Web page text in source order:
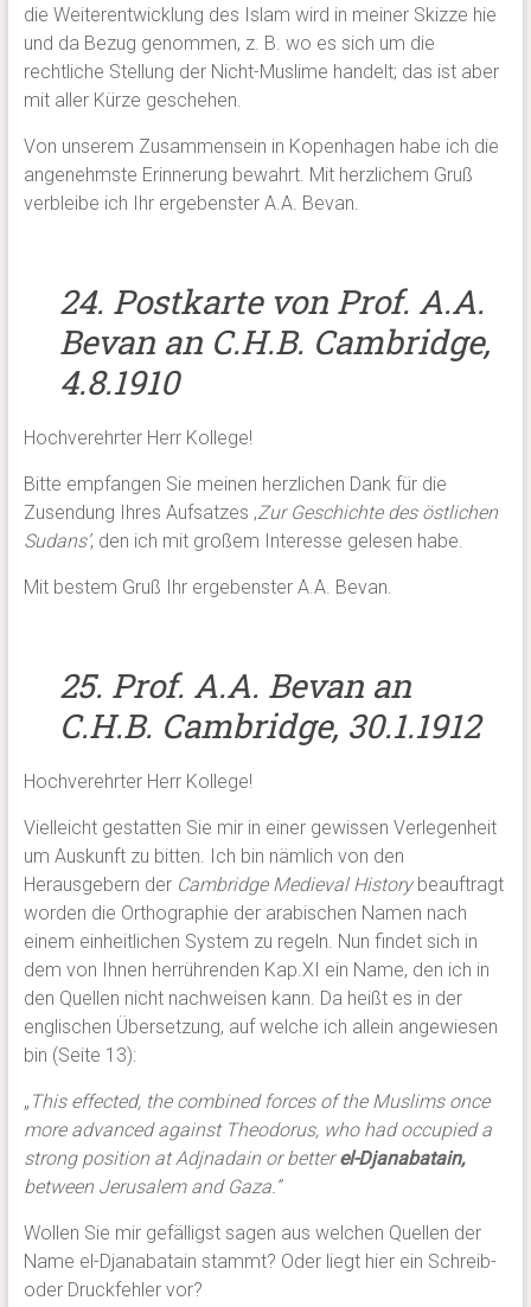
die Weiterentwicklung des Islam wird in meiner Skizze hie
und da Bezug genommen, z. B. wo es sich um die
rechtliche Stellung der Nicht-Muslime handelt; das ist aber
mit aller Kürze geschehen.
Von unserem Zusammensein in Kopenhagen habe ich die
angenehmste Erinnerung bewahrt. Mit herzlichem Gruß
verbleibe ich Ihr ergebenster A.A. Bevan.
24. Postkarte von Prof. A.A.
Bevan an C.H.B. Cambridge,
4.8.1910
Hochverehrter Herr Kollege!
Bitte empfangen Sie meinen herzlichen Dank für die
Zusendung Ihres Aufsatzes ‚Zur Geschichte des östlichen
Sudans’, den ich mit großem Interesse gelesen habe.
Mit bestem Gruß Ihr ergebenster A.A. Bevan.
25. Prof. A.A. Bevan an
C.H.B. Cambridge, 30.1.1912
Hochverehrter Herr Kollege!
Vielleicht gestatten Sie mir in einer gewissen Verlegenheit
um Auskunft zu bitten. Ich bin nämlich von den
Herausgebern der Cambridge Medieval Historybeauftragt
worden die Orthographie der arabischen Namen nach
einem einheitlichen System zu regeln. Nun findet sich in
dem von Ihnen herrührenden Kap.XI ein Name, den ich in
den Quellen nicht nachweisen kann. Da heißt es in der
englischen Übersetzung, auf welche ich allein angewiesen
bin (Seite 13):
„ This effected, the combined forces of the Muslims once
more advanced against Theodorus, who had occupied a
strong position at Adjnadain or betterel-Djanabatain,
between Jerusalem and Gaza.”
Wollen Sie mir gefälligst sagen aus welchen Quellen der
Name el-Djanabatain stammt? Oder liegt hier ein Schreib-
oder Druckfehler vor?